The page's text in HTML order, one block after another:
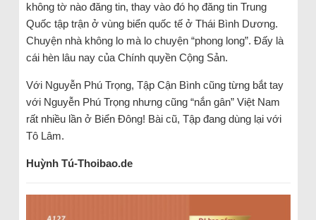
không tờ nào đăng tin, thay vào đó họ đăng tin Trung
Quốc tập trận ở vùng biển quốc tế ở Thái Bình Dương.
Chuyện nhà không lo mà lo chuyện “phong long”. Đấy là
cái hèn lâu nay của Chính quyền Cộng Sản.
Với Nguyễn Phú Trọng, Tập Cận Bình cũng từng bắt tay
với Nguyễn Phú Trọng nhưng cũng “nắn gân” Việt Nam
rất nhiều lần ở Biển Đông! Bài cũ, Tập đang dùng lại với
Tô Lâm.
Huỳnh Tú-Thoibao.de